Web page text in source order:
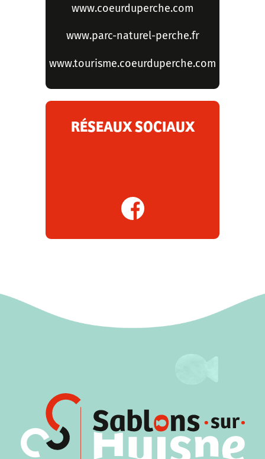
www.coeurduperche.com
www.parc-naturel-perche.fr
www.tourisme.coeurduperche.com
RÉSEAUX SOCIAUX